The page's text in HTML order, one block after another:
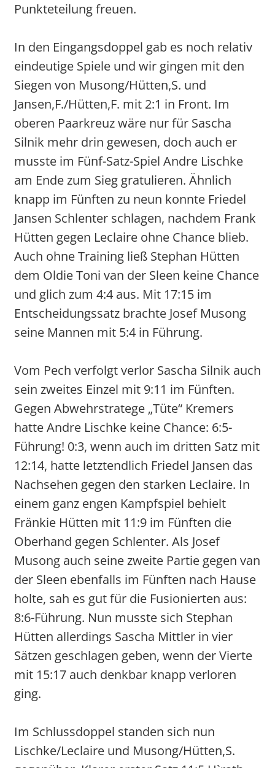
Punkteteilung freuen.
In den Eingangsdoppel gab es noch relativ
eindeutige Spiele und wir gingen mit den
Siegen von Musong/Hütten,S. und
Jansen,F./Hütten,F. mit 2:1 in Front. Im
oberen Paarkreuz wäre nur für Sascha
Silnik mehr drin gewesen, doch auch er
musste im Fünf-Satz-Spiel Andre Lischke
am Ende zum Sieg gratulieren. Ähnlich
knapp im Fünften zu neun konnte Friedel
Jansen Schlenter schlagen, nachdem Frank
Hütten gegen Leclaire ohne Chance blieb.
Auch ohne Training ließ Stephan Hütten
dem Oldie Toni van der Sleen keine Chance
und glich zum 4:4 aus. Mit 17:15 im
Entscheidungssatz brachte Josef Musong
seine Mannen mit 5:4 in Führung.
Vom Pech verfolgt verlor Sascha Silnik auch
sein zweites Einzel mit 9:11 im Fünften.
Gegen Abwehrstratege „Tüte“ Kremers
hatte Andre Lischke keine Chance: 6:5-
Führung! 0:3, wenn auch im dritten Satz mit
12:14, hatte letztendlich Friedel Jansen das
Nachsehen gegen den starken Leclaire. In
einem ganz engen Kampfspiel behielt
Fränkie Hütten mit 11:9 im Fünften die
Oberhand gegen Schlenter. Als Josef
Musong auch seine zweite Partie gegen van
der Sleen ebenfalls im Fünften nach Hause
holte, sah es gut für die Fusionierten aus:
8:6-Führung. Nun musste sich Stephan
Hütten allerdings Sascha Mittler in vier
Sätzen geschlagen geben, wenn der Vierte
mit 15:17 auch denkbar knapp verloren
ging.
Im Schlussdoppel standen sich nun
Lischke/Leclaire und Musong/Hütten,S.